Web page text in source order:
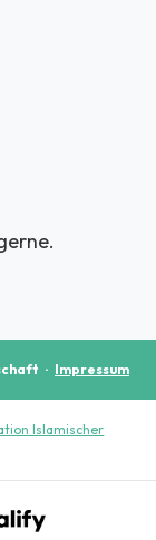
· Impressum
Islamischer